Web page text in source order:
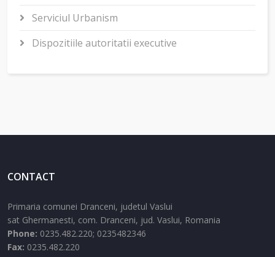
Serviciul Urbanism
Dispozitiile autoritatii executive
CONTACT
Primaria comunei Dranceni, judetul Vaslui
sat Ghermanesti, com. Dranceni, jud. Vaslui, Romania
Phone: 0235.482.220; 0235482346
Fax: 0235.482.220